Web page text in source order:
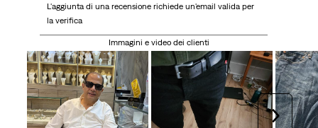
per
valutare
con
una
1
stella.
Questa
per
l'articolo
con
2
stelle.
Questa
azione
per
l'articolo
con
3
stelle.
Questa
azione
per
l'articolo
con
4
stelle.
Questa
azione
per
con
stelle.
Questa
azione
L'aggiunta di una recensione richiede un'email valida per
la verifica
Immagini e video dei clienti
Avanti